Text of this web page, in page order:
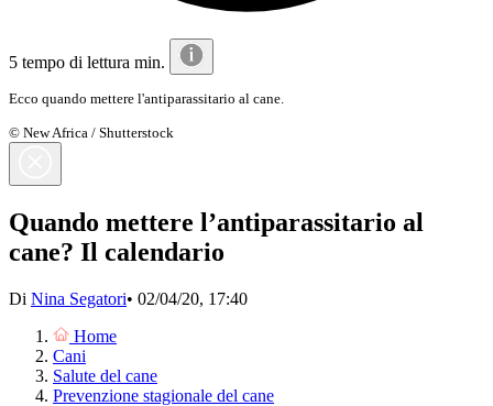
5 tempo di lettura min.
Ecco quando mettere l'antiparassitario al cane.
© New Africa / Shutterstock
Quando mettere l’antiparassitario al
cane? Il calendario
Di Nina Segatori• 02/04/20, 17:40
Home
Cani
Salute del cane
Prevenzione stagionale del cane